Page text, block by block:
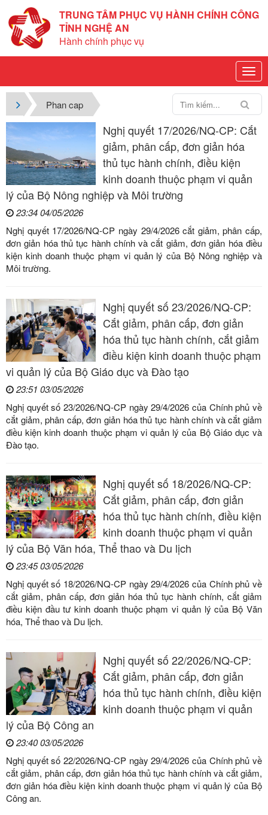
TRUNG TÂM PHỤC VỤ HÀNH CHÍNH CÔNG
TỈNH NGHỆ AN
Hành chính phục vụ
Phan cap
Nghị quyết 17/2026/NQ-CP: Cắt
giảm, phân cấp, đơn giản hóa
thủ tục hành chính, điều kiện
kinh doanh thuộc phạm vi quản
lý của Bộ Nông nghiệp và Môi trường
23:34 04/05/2026
Nghị quyết 17/2026/NQ-CP ngày 29/4/2026 cắt giảm, phân cấp,
đơn giản hóa thủ tục hành chính và cắt giảm, đơn giản hóa điều
kiện kinh doanh thuộc phạm vi quản lý của Bộ Nông nghiệp và
Môi trường.
Nghị quyết số 23/2026/NQ-CP:
Cắt giảm, phân cấp, đơn giản
hóa thủ tục hành chính, cắt giảm
điều kiện kinh doanh thuộc phạm
vi quản lý của Bộ Giáo dục và Đào tạo
23:51 03/05/2026
Nghị quyết số 23/2026/NQ-CP ngày 29/4/2026 của Chính phủ về
cắt giảm, phân cấp, đơn giản hóa thủ tục hành chính và cắt giảm
điều kiện kinh doanh thuộc phạm vi quản lý của Bộ Giáo dục và
Đào tạo.
Nghị quyết số 18/2026/NQ-CP:
Cắt giảm, phân cấp, đơn giản
hóa thủ tục hành chính, điều kiện
kinh doanh thuộc phạm vi quản
lý của Bộ Văn hóa, Thể thao và Du lịch
23:45 03/05/2026
Nghị quyết số 18/2026/NQ-CP ngày 29/4/2026 của Chính phủ về
cắt giảm, phân cấp, đơn giản hóa thủ tục hành chính, cắt giảm
điều kiện đầu tư kinh doanh thuộc phạm vi quản lý của Bộ Văn
hóa, Thể thao và Du lịch.
Nghị quyết số 22/2026/NQ-CP:
Cắt giảm, phân cấp, đơn giản
hóa thủ tục hành chính, điều kiện
kinh doanh thuộc phạm vi quản
lý của Bộ Công an
23:40 03/05/2026
Nghị quyết số 22/2026/NQ-CP ngày 29/4/2026 của Chính phủ về
cắt giảm, phân cấp, đơn giản hóa thủ tục hành chính và cắt giảm,
đơn giản hóa điều kiện kinh doanh thuộc phạm vi quản lý của Bộ
Công an.